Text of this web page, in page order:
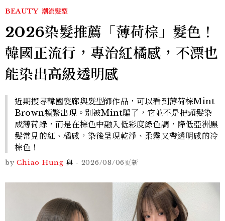
BEAUTY 潮流髮型
2026染髮推薦「薄荷棕」髮色！
韓國正流行，專治紅橘感，不漂也
能染出高級透明感
近期搜尋韓國髮廊與髮型師作品，可以看到薄荷棕Mint
Brown頻繁出現。別被Mint騙了，它並不是把頭髮染
成薄荷綠，而是在棕色中融入低彩度綠色調，降低亞洲黑
髮常見的紅、橘感，染後呈現乾淨、柔霧又帶透明感的冷
棕色！
by Chiao Hung 與 - 2026/08/06更新